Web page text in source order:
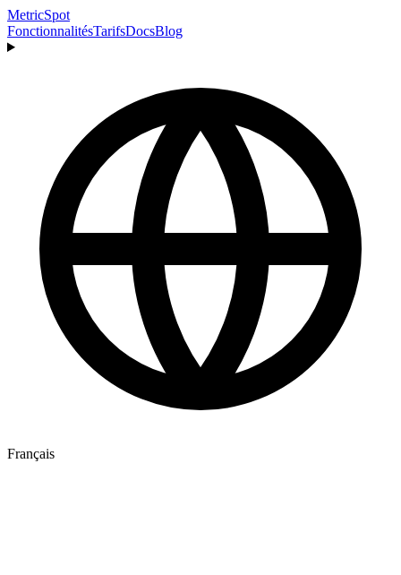
MetricSpot
FonctionnalitésTarifsDocsBlog
Français